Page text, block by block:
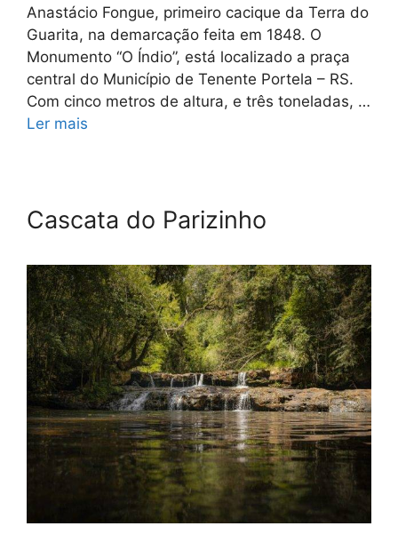
Anastácio Fongue, primeiro cacique da Terra do
Guarita, na demarcação feita em 1848. O
Monumento “O Índio”, está localizado a praça
central do Município de Tenente Portela – RS.
Com cinco metros de altura, e três toneladas, …
Ler mais
Cascata do Parizinho